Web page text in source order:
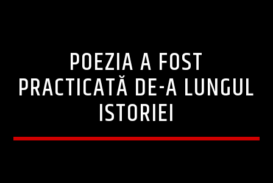
POEZIA A FOST
PRACTICATĂ DE-A LUNGUL
ISTORIEI